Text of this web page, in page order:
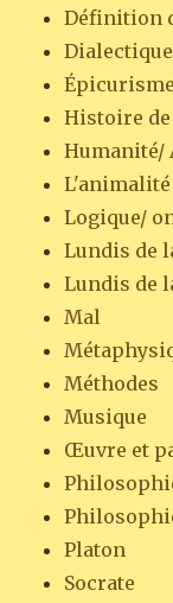
Définition
Dialectique
Épicurisme
Histoire
Humanité/
Logique/
Lundis de
Lundis de
Mal
Méthodes
Musique
Œuvre et
Platon
Socrate